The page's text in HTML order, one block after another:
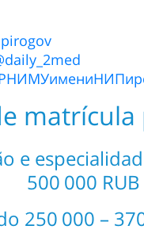
e
500 000 RUB
250 000 –